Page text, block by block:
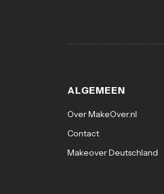
ALGEMEEN
Over MakeOver.nl
Contact
Makeover Deutschland